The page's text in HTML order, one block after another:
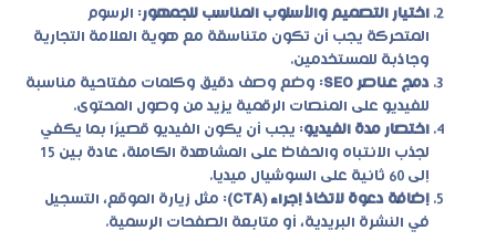
اختيار التصميم والأسلوب المناسب للجمهور: الرسوم
المتحركة يجب أن تكون متناسقة مع هوية العلامة التجارية
وجاذبة للمستخدمين.
دمج عناصر SEO
: وضع وصف دقيق وكلمات مفتاحية مناسبة
للفيديو على المنصات الرقمية يزيد من وصول المحتوى.
اختصار مدة الفيديو: يجب أن يكون الفيديو قصيرًا بما يكفي
لجذب الانتباه والحفاظ على المشاهدة الكاملة، عادة بين 15
إلى 60 ثانية على السوشيال ميديا.
إضافة دعوة لاتخاذ إجراء (CTA)
: مثل زيارة الموقع، التسجيل
في النشرة البريدية، أو متابعة الصفحات الرسمية.